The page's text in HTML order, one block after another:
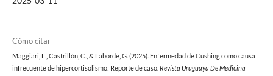
Cómo citar
Maggiari, L., Castrillón, C., & Laborde, G. (2025). Enfermedad de Cushing como causa
infrecuente de hipercortisolismo: Reporte de caso. Revista Uruguaya De Medicina